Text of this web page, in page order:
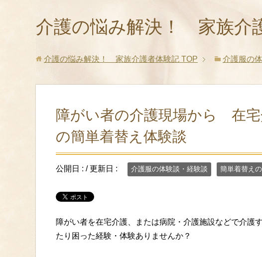
介護の悩み解決！ 家族介
介護の悩み解決！ 家族介護者体験記 TOP 介護服の
障がい者の介護現場から 在宅
の簡単着替え体験談
公開日 : / 更新日 : 介護服の体験談・経験談 簡単着替え
障がい者を在宅介護、または病院・介護施設などで介護
たり困った経験・体験ありませんか？